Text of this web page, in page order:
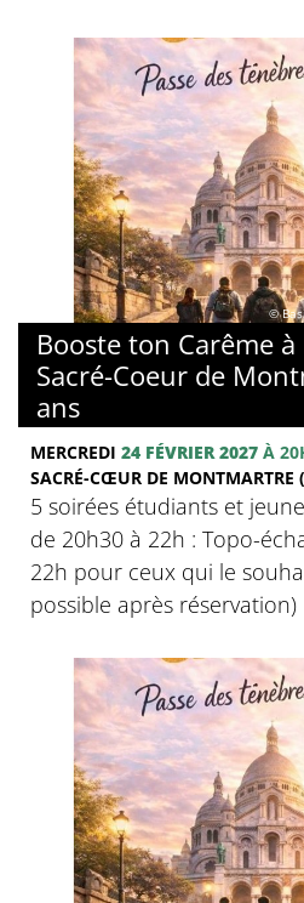
©
Booste ton Carême
Sacré-Coeur de
ans
MERCREDI 24 FÉVRIER 2027 À
SACRÉ-CŒUR DE MONTMARTRE
5 soirées étudiants et
de 20h30 à 22h : Topo-
22h pour ceux qui le
possible après réservation)